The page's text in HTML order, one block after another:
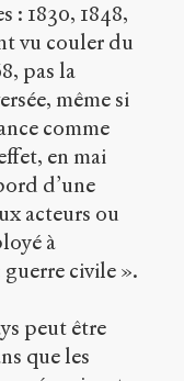
: 1830, 1848,
vu couler du
pas la
même si
comme
en mai
d’une
acteurs ou
à
guerre civile ».
peut être
que les